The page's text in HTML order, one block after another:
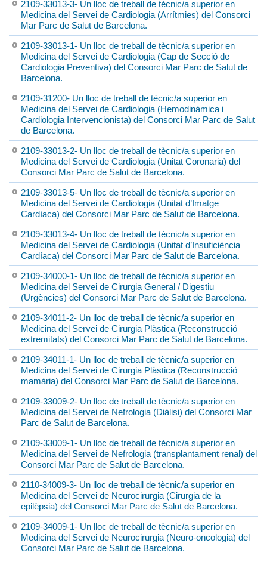
2109-33013-3- Un lloc de treball de tècnic/a superior en
Medicina del Servei de Cardiologia (Arrítmies) del Consorci
Mar Parc de Salut de Barcelona.
2109-33013-1- Un lloc de treball de tècnic/a superior en
Medicina del Servei de Cardiologia (Cap de Secció de
Cardiologia Preventiva) del Consorci Mar Parc de Salut de
Barcelona.
2109-31200- Un lloc de treball de tècnic/a superior en
Medicina del Servei de Cardiologia (Hemodinàmica i
Cardiologia Intervencionista) del Consorci Mar Parc de Salut
de Barcelona.
2109-33013-2- Un lloc de treball de tècnic/a superior en
Medicina del Servei de Cardiologia (Unitat Coronaria) del
Consorci Mar Parc de Salut de Barcelona.
2109-33013-5- Un lloc de treball de tècnic/a superior en
Medicina del Servei de Cardiologia (Unitat d’Imatge
Cardíaca) del Consorci Mar Parc de Salut de Barcelona.
2109-33013-4- Un lloc de treball de tècnic/a superior en
Medicina del Servei de Cardiologia (Unitat d’Insuficiència
Cardíaca) del Consorci Mar Parc de Salut de Barcelona.
2109-34000-1- Un lloc de treball de tècnic/a superior en
Medicina del Servei de Cirurgia General / Digestiu
(Urgències) del Consorci Mar Parc de Salut de Barcelona.
2109-34011-2- Un lloc de treball de tècnic/a superior en
Medicina del Servei de Cirurgia Plàstica (Reconstrucció
extremitats) del Consorci Mar Parc de Salut de Barcelona.
2109-34011-1- Un lloc de treball de tècnic/a superior en
Medicina del Servei de Cirurgia Plàstica (Reconstrucció
mamària) del Consorci Mar Parc de Salut de Barcelona.
2109-33009-2- Un lloc de treball de tècnic/a superior en
Medicina del Servei de Nefrologia (Diàlisi) del Consorci Mar
Parc de Salut de Barcelona.
2109-33009-1- Un lloc de treball de tècnic/a superior en
Medicina del Servei de Nefrologia (transplantament renal) del
Consorci Mar Parc de Salut de Barcelona.
2110-34009-3- Un lloc de treball de tècnic/a superior en
Medicina del Servei de Neurocirurgia (Cirurgia de la
epilèpsia) del Consorci Mar Parc de Salut de Barcelona.
2109-34009-1- Un lloc de treball de tècnic/a superior en
Medicina del Servei de Neurocirurgia (Neuro-oncologia) del
Consorci Mar Parc de Salut de Barcelona.